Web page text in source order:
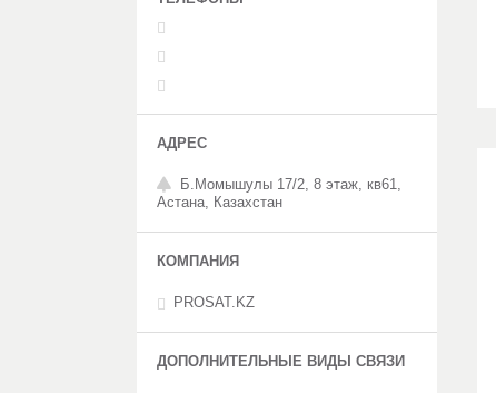
Б.Момышулы 17/2, 8 этаж, кв61,
Астана, Казахстан
PROSAT.KZ